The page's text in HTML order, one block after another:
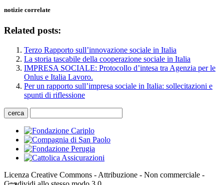
notizie correlate
Related posts:
Terzo Rapporto sull’innovazione sociale in Italia
La storia tascabile della cooperazione sociale in Italia
IMPRESA SOCIALE: Protocollo d’intesa tra Agenzia per le
Onlus e Italia Lavoro.
Per un rapporto sull’impresa sociale in Italia: sollecitazioni e
spunti di riflessione
cerca
Licenza Creative Commons - Attribuzione - Non commerciale -